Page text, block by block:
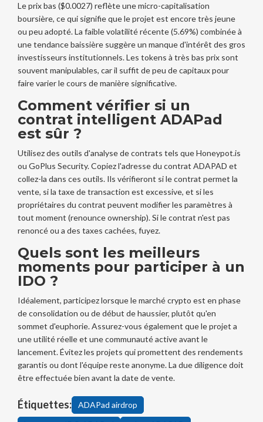
Le prix bas ($0.0027) reflète une micro-capitalisation
boursière, ce qui signifie que le projet est encore très jeune
ou peu adopté. La faible volatilité récente (5.69%) combinée à
une tendance baissière suggère un manque d'intérêt des gros
investisseurs institutionnels. Les tokens à très bas prix sont
souvent manipulables, car il suffit de peu de capitaux pour
faire varier le cours de manière significative.
Comment vérifier si un
contrat intelligent ADAPad
est sûr ?
Utilisez des outils d'analyse de contrats tels que Honeypot.is
ou GoPlus Security. Copiez l'adresse du contrat ADAPAD et
collez-la dans ces outils. Ils vérifieront si le contrat permet la
vente, si la taxe de transaction est excessive, et si les
propriétaires du contrat peuvent modifier les paramètres à
tout moment (renounce ownership). Si le contrat n'est pas
renoncé ou a des taxes cachées, fuyez.
Quels sont les meilleurs
moments pour participer à un
IDO ?
Idéalement, participez lorsque le marché crypto est en phase
de consolidation ou de début de haussier, plutôt qu'en
sommet d'euphorie. Assurez-vous également que le projet a
une utilité réelle et une communauté active avant le
lancement. Évitez les projets qui promettent des rendements
garantis ou dont l'équipe reste anonyme. La due diligence doit
être effectuée bien avant la date de vente.
Étiquettes: ADAPad airdrop